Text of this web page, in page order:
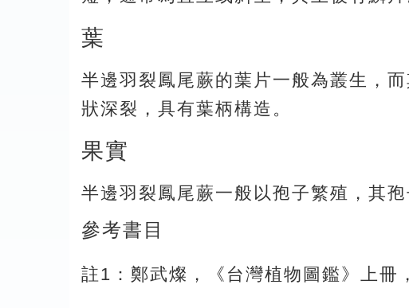
葉
半邊羽裂鳳尾蕨的葉片一般為叢生，
狀深裂，具有葉柄構造。
果實
半邊羽裂鳳尾蕨一般以孢子繁殖，其
參考書目
註1：鄭武燦，《台灣植物圖鑑》上冊